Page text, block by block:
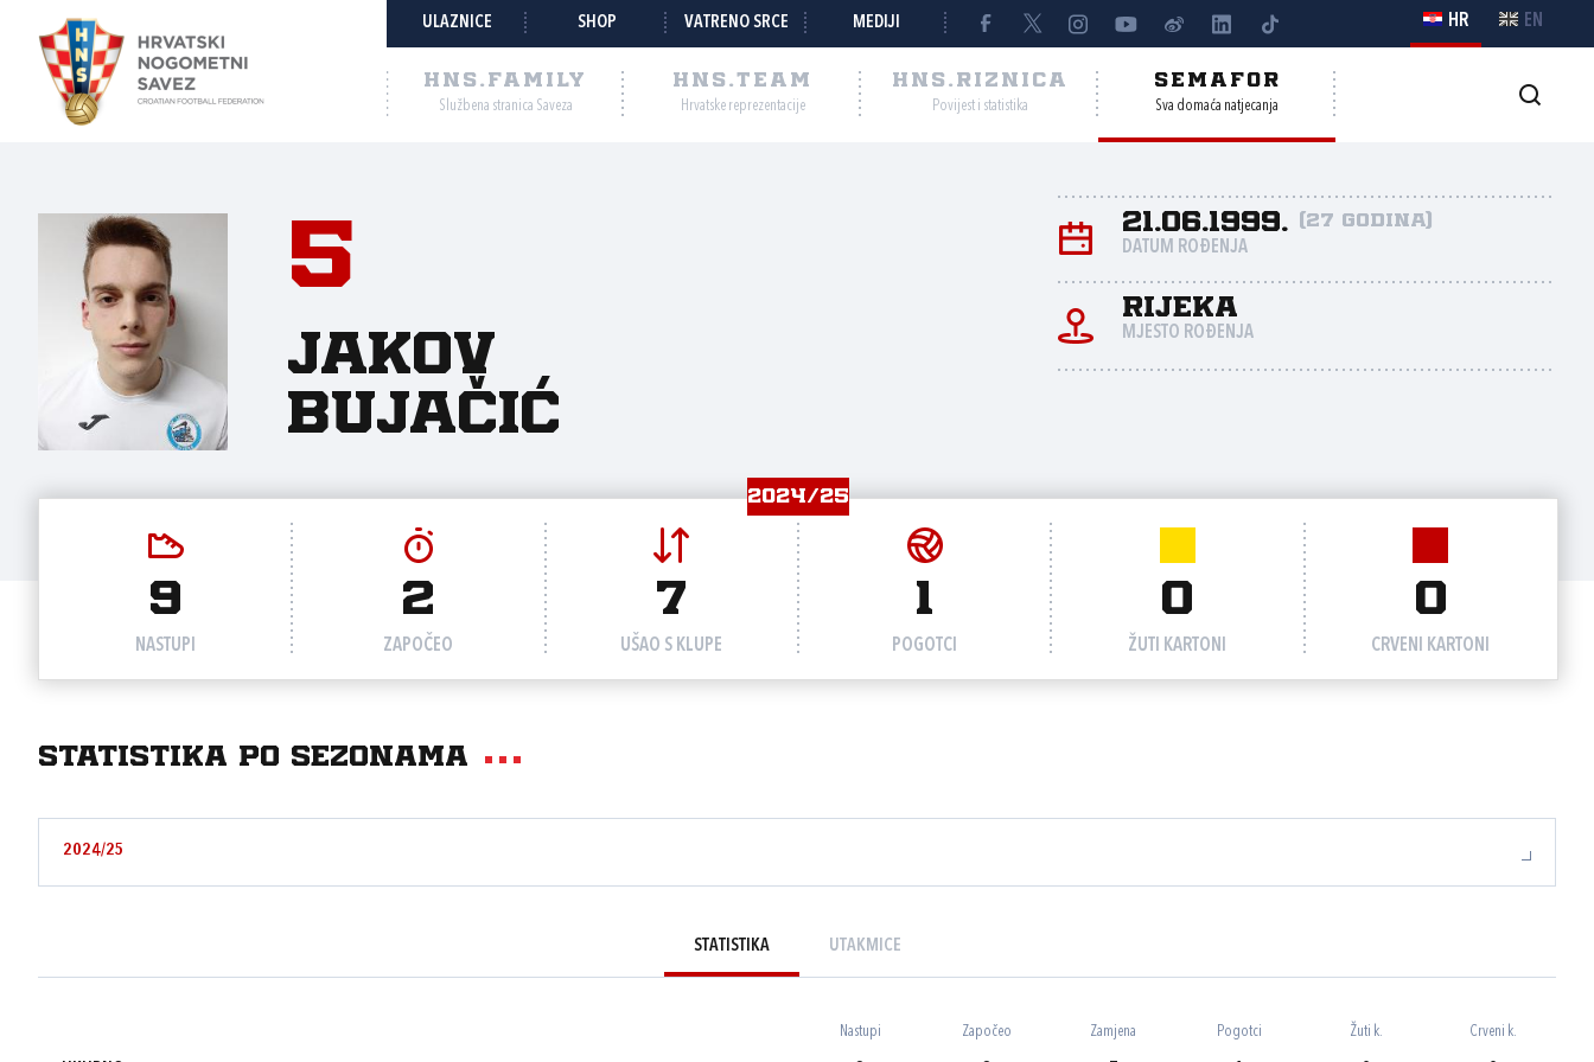
ULAZNICE SHOP VATRENO SRCE MEDIJI HR EN
HNS.FAMILY
Službena stranica Saveza
HNS.TEAM
Hrvatske reprezentacije
HNS.RIZNICA
Povijest i statistika
SEMAFOR
Sva domaća natjecanja
5
Jakov
Bujačić
21.06.1999. (27 godina)
DATUM ROĐENJA
Rijeka
MJESTO ROĐENJA
2024/25
9
NASTUPI
2
ZAPOČEO
7
UŠAO S KLUPE
1
POGOTCI
0
ŽUTI KARTONI
0
CRVENI KARTONI
Statistika po sezonama
2024/25
STATISTIKA UTAKMICE
Nastupi Započeo Zamjena Pogotci Žuti k. Crveni k.